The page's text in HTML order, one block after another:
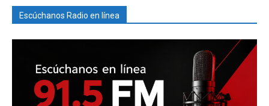
Escúchanos Radio en línea